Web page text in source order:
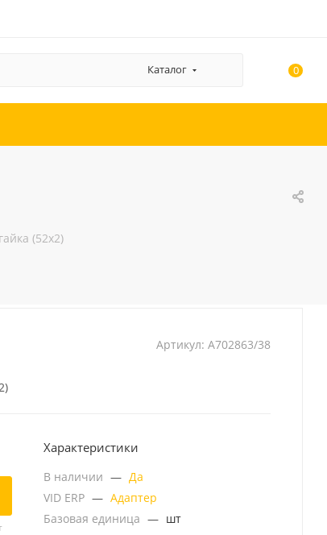
Каталог 0
(52x2)
Артикул: A702863/38
Характеристики
В наличии — Да
VID ERP — Адаптер
Базовая единица — шт